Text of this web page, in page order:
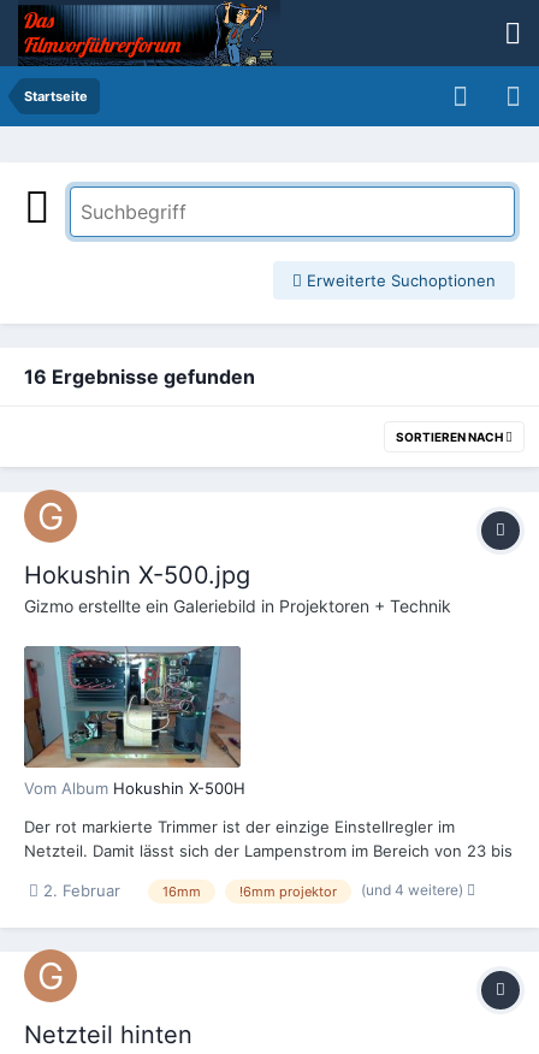
Startseite
Erweiterte Suchoptionen
16 Ergebnisse gefunden
SORTIEREN NACH
Hokushin X-500.jpg
Gizmo erstellte ein Galeriebild in Projektoren + Technik
Vom Album Hokushin X-500H
Der rot markierte Trimmer ist der einzige Einstellregler im
Netzteil. Damit lässt sich der Lampenstrom im Bereich von 23 bis
allerdings deutlich daran drehen, damit beim Lampenstrom
Lampenstromweg h...
2. Februar 16mm !6mm projektor (und 4 weitere)
Netzteil hinten